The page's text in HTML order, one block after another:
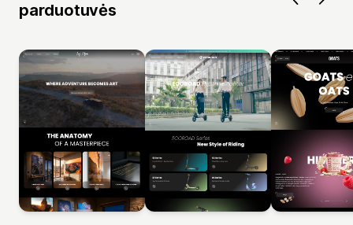
parduotuvės